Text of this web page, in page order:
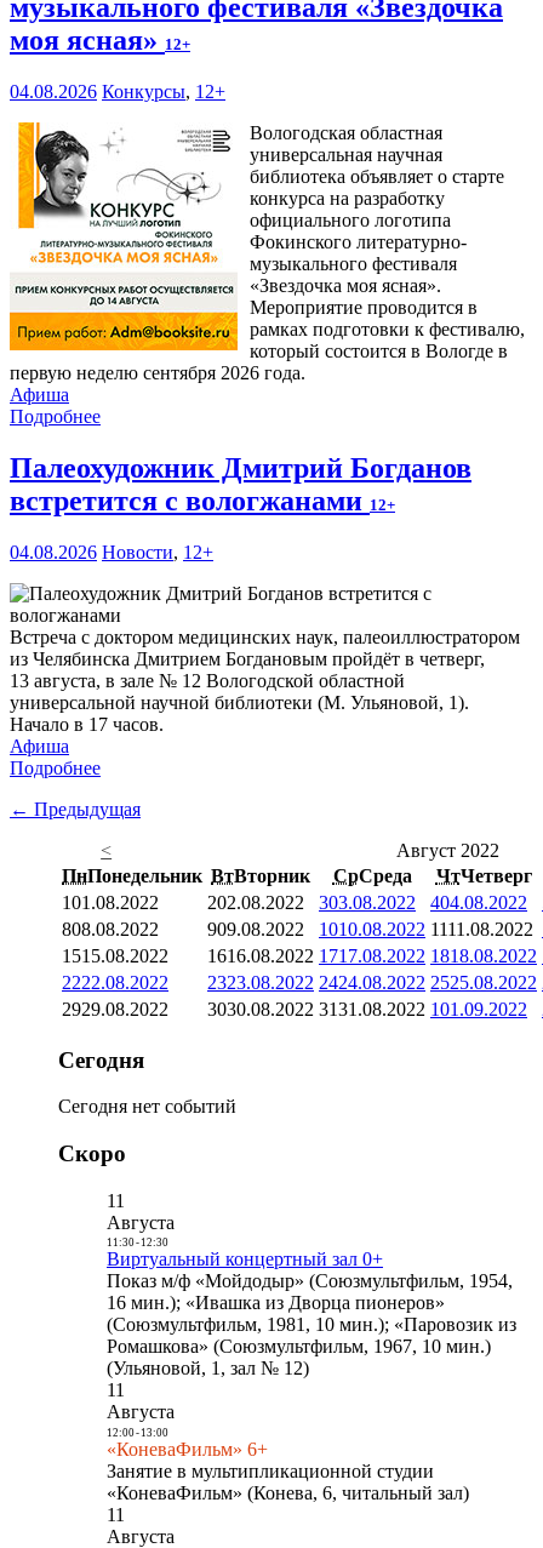
музыкального фестиваля «Звездочка
моя ясная» 12+
04.08.2026 Конкурсы, 12+
Вологодская областная
универсальная научная
библиотека объявляет о старте
конкурса на разработку
официального логотипа
Фокинского литературно-
музыкального фестиваля
«Звездочка моя ясная».
Мероприятие проводится в
рамках подготовки к фестивалю,
который состоится в Вологде в
первую неделю сентября 2026 года.
Афиша
Подробнее
Палеохудожник Дмитрий Богданов
встретится с вологжанами 12+
04.08.2026 Новости, 12+
Встреча с доктором медицинских наук, палеоиллюстратором
из Челябинска Дмитрием Богдановым пройдёт в четверг,
13 августа, в зале № 12 Вологодской областной
универсальной научной библиотеки (М. Ульяновой, 1).
Начало в 17 часов.
Афиша
Подробнее
← Предыдущая
<
Август 2022
ПнПонедельник ВтВторник СрСреда ЧтЧетверг
101.08.2022 202.08.2022 303.08.2022 404.08.2022
808.08.2022 909.08.2022 1010.08.2022 1111.08.2022
1515.08.2022 1616.08.2022 1717.08.2022 1818.08.2022
2222.08.2022 2323.08.2022 2424.08.2022 2525.08.2022
2929.08.2022 3030.08.2022 3131.08.2022 101.09.2022
Сегодня
Сегодня нет событий
Скоро
11
Августа
11:30- 12:30
Виртуальный концертный зал 0+
Показ м/ф «Мойдодыр» (Союзмультфильм, 1954,
16 мин.); «Ивашка из Дворца пионеров»
(Союзмультфильм, 1981, 10 мин.); «Паровозик из
Ромашкова» (Союзмультфильм, 1967, 10 мин.)
(Ульяновой, 1, зал № 12)
11
Августа
12:00- 13:00
«КоневаФильм» 6+
Занятие в мультипликационной студии
«КоневаФильм» (Конева, 6, читальный зал)
11
Августа